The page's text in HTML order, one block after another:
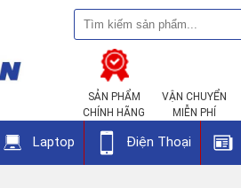
SẢN PHẨM
CHÍNH HÃNG
VẬN CHUYỂN
MIỄN PHÍ
Laptop Điện Thoại